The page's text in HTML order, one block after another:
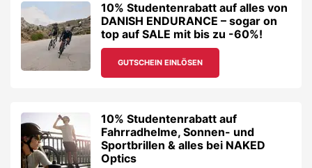
10% Studentenrabatt auf alles von
DANISH ENDURANCE – sogar on
top auf SALE mit bis zu -60%!
GUTSCHEIN EINLÖSEN
10% Studentenrabatt auf
Fahrradhelme, Sonnen- und
Sportbrillen & alles bei NAKED
Optics